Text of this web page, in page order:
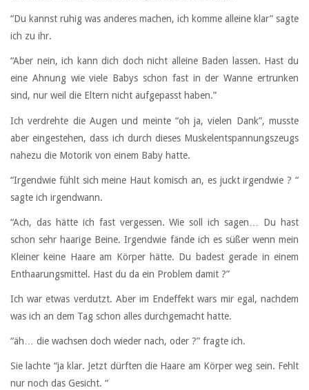
“Du kannst ruhig was anderes machen, ich komme alleine klar” sagte
ich zu ihr.
“Aber nein, ich kann dich doch nicht alleine Baden lassen. Hast du
eine Ahnung wie viele Babys schon fast in der Wanne ertrunken
sind, nur weil die Eltern nicht aufgepasst haben.”
Ich verdrehte die Augen und meinte “oh ja, vielen Dank”, musste
aber eingestehen, dass ich durch dieses Muskelentspannungszeugs
nahezu die Motorik von einem Baby hatte.
“Irgendwie fühlt sich meine Haut komisch an, es juckt irgendwie ? “
sagte ich irgendwann.
“Ach, das hätte ich fast vergessen. Wie soll ich sagen… Du hast
schon sehr haarige Beine. Irgendwie fände ich es süßer wenn mein
Kleiner keine Haare am Körper hätte. Du badest gerade in einem
Enthaarungsmittel. Hast du da ein Problem damit ?”
Ich war etwas verdutzt. Aber im Endeffekt wars mir egal, nachdem
was ich an dem Tag schon alles durchgemacht hatte.
“äh… die wachsen doch wieder nach, oder ?” fragte ich.
Sie lachte “ja klar. Jetzt dürften die Haare am Körper weg sein. Fehlt
nur noch das Gesicht. “